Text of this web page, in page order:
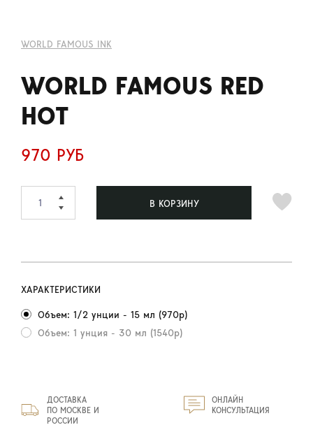
WORLD FAMOUS INK
WORLD FAMOUS RED
HOT
970 РУБ
В КОРЗИНУ
ХАРАКТЕРИСТИКИ
Объем: 1/2 унции - 15 мл (970р)
Объем: 1 унция - 30 мл (1540р)
ДОСТАВКА
ПО МОСКВЕ И
РОССИИ
ОНЛАЙН
КОНСУЛЬТАЦИЯ